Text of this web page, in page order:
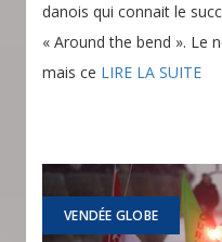
danois qui connait le
« Around the bend ». Le
mais ce LIRE LA SUITE
VENDÉE GLOBE